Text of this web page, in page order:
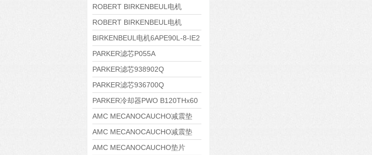
8APE100L-2 IE3
ROBERT BIRKENBEUL电机
8APE90S-4 IE3
ROBERT BIRKENBEUL电机
8APE80M-2K-IE3
BIRKENBEUL电机6APE90L-8-IE2
PARKER滤芯P055A
PARKER滤芯938902Q
PARKER滤芯936700Q
PARKER冷却器PWO B120THx60
AMC MECANOCAUCHO减震垫
138552
AMC MECANOCAUCHO减震垫
138551
AMC MECANOCAUCHO垫片